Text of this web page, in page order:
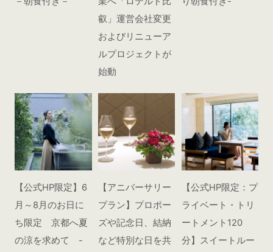
叡」運営会社変更
およびリニューア
ルプロジェクトが
始動
【公式HP限定】6
月～8月のお日に
ち限定 京都へ夏
の涼を求めて -
【アニバーサリー
プラン】プロポー
ズや記念日、結納
など特別な日を共
【公式HP限定：プ
ライベート・トリ
ートメント120
分】スイートルー